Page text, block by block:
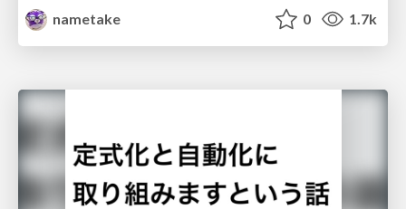
nametake
0 1.7k